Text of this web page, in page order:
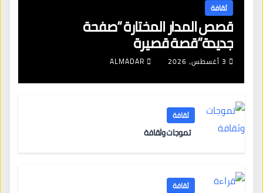
ثقافة
قصص المدار المختارة “صفحة
جديدة”قصة قصيرة
3 أغسطس، 2026 ALMADAR
ثقافة
تموجات وثقافة
ثقافة